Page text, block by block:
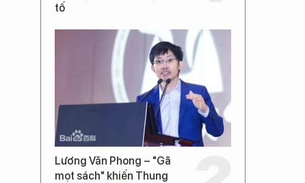
tố
Lương Văn Phong – "Gã
mọt sách" khiến Thung